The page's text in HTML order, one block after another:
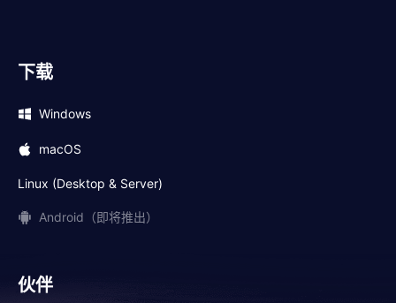
下载
Windows
macOS
Linux (Desktop & Server)
Android（即将推出）
伙伴